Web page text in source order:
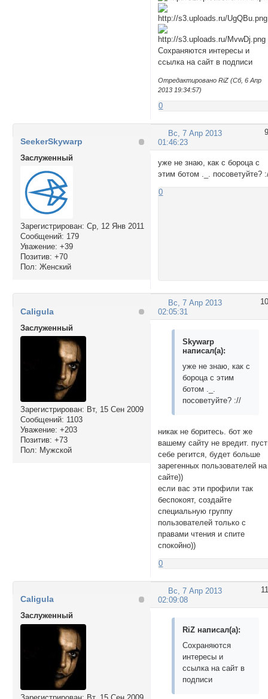
Сохраняются интересы и
ссылка на сайт в подписи
Отредактировано RiZ (Сб, 6 Апр
2013 19:34:57)
0
9
Вс, 7 Апр 2013
01:46:23
SeekerSkywarp
Заслуженный
Зарегистрирован: Ср, 12 Янв 2011
Сообщений: 179
Уважение: +39
Позитив: +70
Пол: Женский
уже не знаю, как с бороца с
этим ботом ._. посоветуйте?
0
10
Вс, 7 Апр 2013
02:05:31
Caligula
Заслуженный
Зарегистрирован: Вт, 15 Сен 2009
Сообщений: 1103
Уважение: +203
Позитив: +73
Пол: Мужской
Skywarp
написал(а):
уже не знаю, как с
бороца с этим
ботом ._.
посоветуйте? ://
никак не боритесь. бот же
вашему сайту не вредит.
себе регится, будет больше
зарегенных пользователей на
сайте))
если вас эти профили так
беспокоят, создайте
специальную группу
пользователей только с
правами чтения и спите
спокойно))
0
11
Вс, 7 Апр 2013
02:09:08
Caligula
Заслуженный
RiZ написал(а):
Сохраняются
интересы и
ссылка на сайт в
подписи